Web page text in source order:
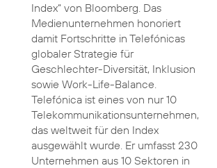
Index“ von Bloomberg. Das
Medienunternehmen honoriert
damit Fortschritte in Telefónicas
globaler Strategie für
Geschlechter-Diversität, Inklusion
sowie Work-Life-Balance.
Telefónica ist eines von nur 10
Telekommunikationsunternehmen,
das weltweit für den Index
ausgewählt wurde. Er umfasst 230
Unternehmen aus 10 Sektoren in